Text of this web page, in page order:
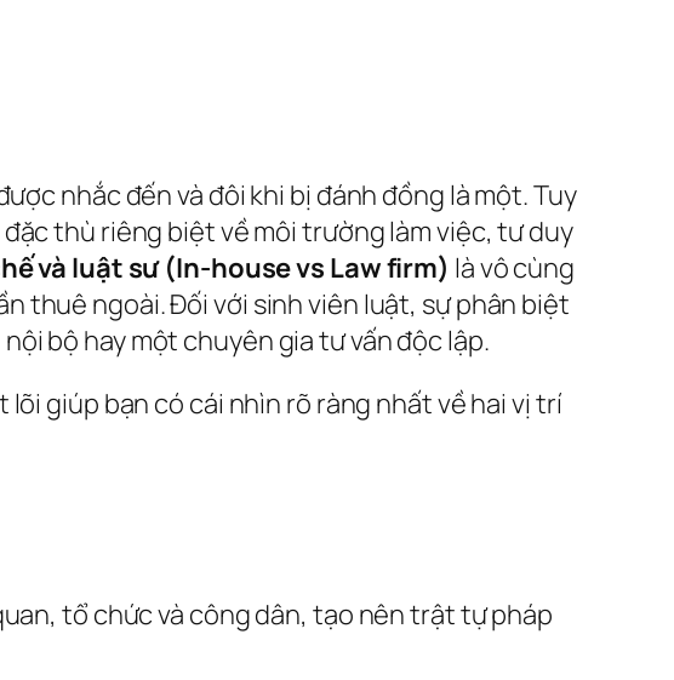
nhắc đến và đôi khi bị đánh đồng là một. Tuy
thù riêng biệt về môi trường làm việc, tư duy
và luật sư (In-house vs Law firm) là vô cùng
thuê ngoài. Đối với sinh viên luật, sự phân biệt
bộ hay một chuyên gia tư vấn độc lập.
giúp bạn có cái nhìn rõ ràng nhất về hai vị trí
tổ chức và công dân, tạo nên trật tự pháp